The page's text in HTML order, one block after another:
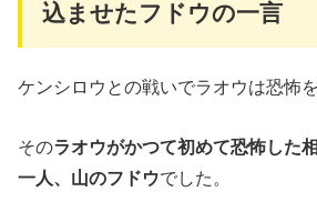
込ませたフドウの一言
ケンシロウとの戦いでラオウは恐怖
そのラオウがかつて初めて恐怖した
一人、山のフドウでした。